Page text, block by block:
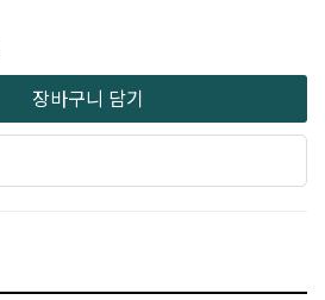
장바구니 담기